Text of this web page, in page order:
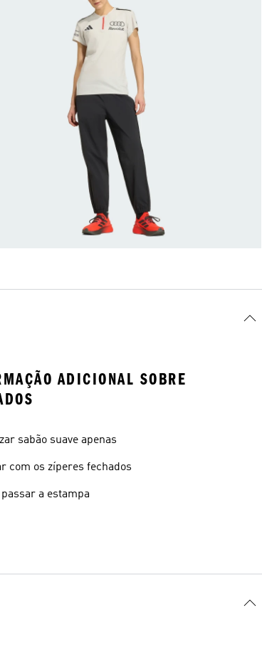
ADICIONAL SOBRE
sabão suave apenas
com os zíperes fechados
passar a estampa